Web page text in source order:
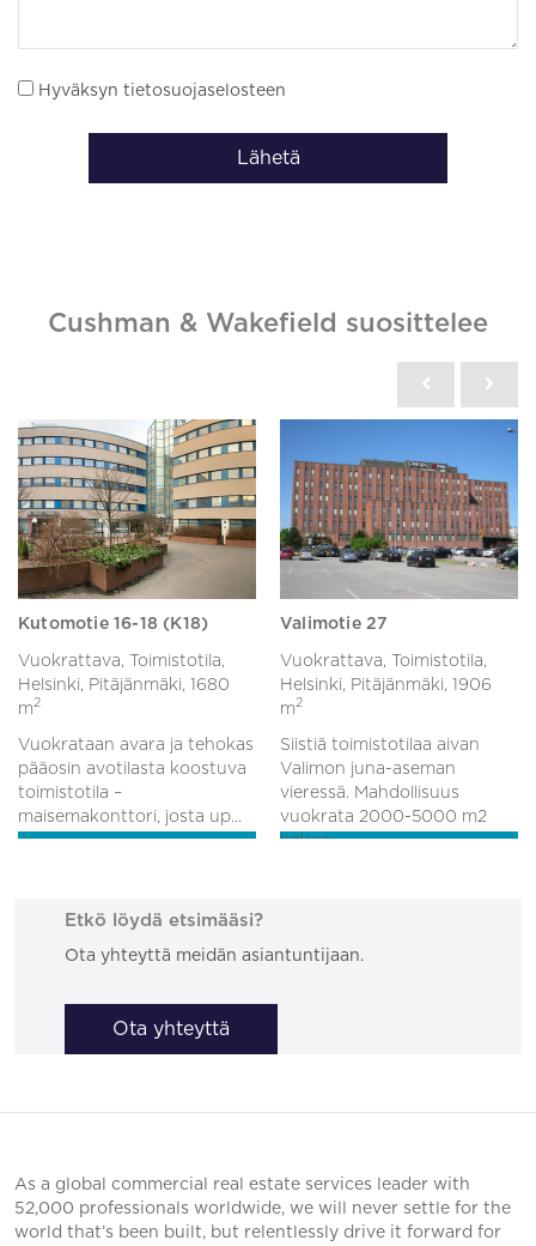
Hyväksyn tietosuojaselosteen
Lähetä
Cushman & Wakefield suosittelee
Kutomotie 16-18 (K18)
Vuokrattava, Toimistotila,
Helsinki, Pitäjänmäki, 1680
m2
Vuokrataan avara ja tehokas
pääosin avotilasta koostuva
toimistotila –
maisemakonttori, josta up...
Valimotie 27
Vuokrattava, Toimistotila,
Helsinki, Pitäjänmäki, 1906
m2
Siistiä toimistotilaa aivan
Valimon juna-aseman
vieressä. Mahdollisuus
vuokrata 2000-5000 m2
kokon...
Etkö löydä etsimääsi?
Ota yhteyttä meidän asiantuntijaan.
Ota yhteyttä
As a global commercial real estate services leader with
52,000 professionals worldwide, we will never settle for the
world that’s been built, but relentlessly drive it forward for